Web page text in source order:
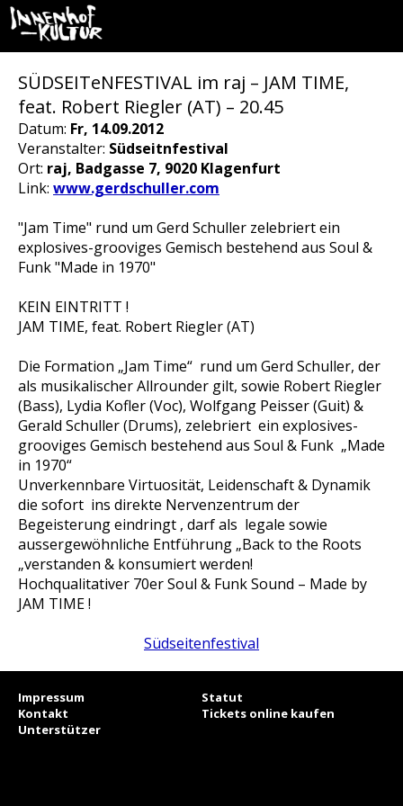
SÜDSEITeNFESTIVAL im raj – JAM TIME,
feat. Robert Riegler (AT) – 20.45
Datum: Fr, 14.09.2012
Veranstalter: Südseitnfestival
Ort: raj, Badgasse 7, 9020 Klagenfurt
Link: www.gerdschuller.com
"Jam Time" rund um Gerd Schuller zelebriert ein
explosives-grooviges Gemisch bestehend aus Soul &
Funk "Made in 1970"
KEIN EINTRITT !
JAM TIME, feat. Robert Riegler (AT)
Die Formation „Jam Time“ rund um Gerd Schuller, der
als musikalischer Allrounder gilt, sowie Robert Riegler
(Bass), Lydia Kofler (Voc), Wolfgang Peisser (Guit) &
Gerald Schuller (Drums), zelebriert ein explosives-
grooviges Gemisch bestehend aus Soul & Funk „Made
in 1970“
Unverkennbare Virtuosität, Leidenschaft & Dynamik
die sofort ins direkte Nervenzentrum der
Begeisterung eindringt , darf als legale sowie
aussergewöhnliche Entführung „Back to the Roots
„verstanden & konsumiert werden!
Hochqualitativer 70er Soul & Funk Sound – Made by
JAM TIME !
Südseitenfestival
Impressum
Statut
Kontakt
Tickets online kaufen
Unterstützer